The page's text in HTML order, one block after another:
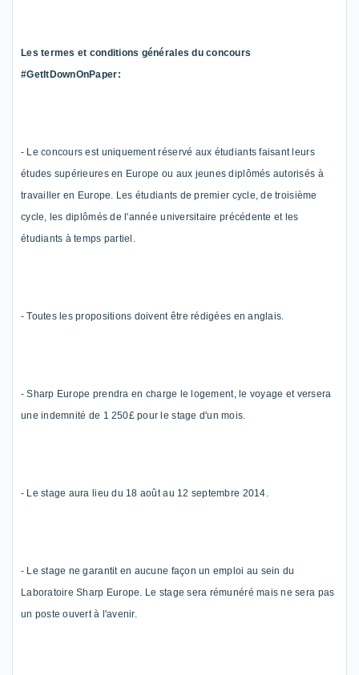
Les termes et conditions générales du concours
#GetItDownOnPaper:
- Le concours est uniquement réservé aux étudiants faisant leurs
études supérieures en Europe ou aux jeunes diplômés autorisés à
travailler en Europe. Les étudiants de premier cycle, de troisième
cycle, les diplômés de l'année universitaire précédente et les
étudiants à temps partiel.
- Toutes les propositions doivent être rédigées en anglais.
- Sharp Europe prendra en charge le logement, le voyage et versera
une indemnité de 1 250£ pour le stage d'un mois.
- Le stage aura lieu du 18 août au 12 septembre 2014.
- Le stage ne garantit en aucune façon un emploi au sein du
Laboratoire Sharp Europe. Le stage sera rémunéré mais ne sera pas
un poste ouvert à l'avenir.